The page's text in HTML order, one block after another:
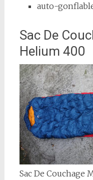
auto-
Sac De
Helium 400
Sac De Couchage